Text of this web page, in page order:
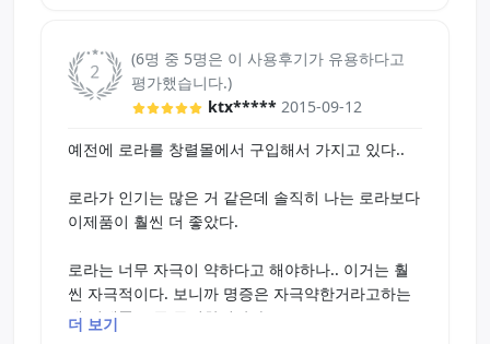
것 같더군요. 개인적으로 노말이나 하드계열에 젤을
많이 쓰고 소프트는 적게 쓰는것이 소프트의 정수를
제대로 느낄수 있다고 봅니다.
(6명 중 5명은 이 사용후기가 유용하다고
평가했습니다.)
ktx***** 2015-09-12
예전에 로라를 창렬몰에서 구입해서 가지고 있다..
로라가 인기는 많은 거 같은데 솔직히 나는 로라보다
이제품이 훨씬 더 좋았다.
로라는 너무 자극이 약하다고 해야하나.. 이거는 훨
씬 자극적이다. 보니까 명증은 자극약한거라고하는
데 이제품은 좀 특이한거같다
더 보기